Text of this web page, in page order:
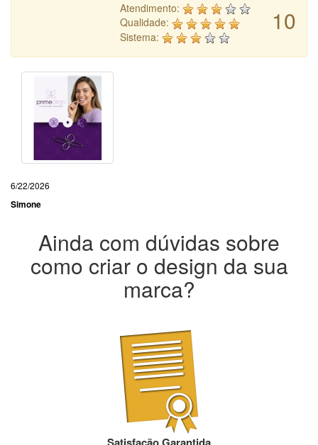
10
Atendimento:
Qualidade:
Sistema:
6/22/2026
Simone
Ainda com dúvidas sobre
como criar o design da sua
marca?